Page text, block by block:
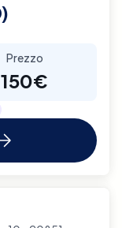
Prezzo
150€